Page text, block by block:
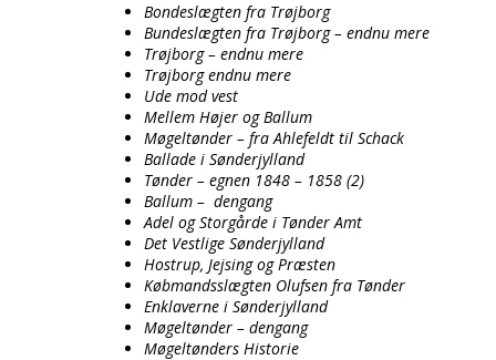
Bondeslægten fra Trøjborg
Bundeslægten fra Trøjborg – endnu mere
Trøjborg – endnu mere
Trøjborg endnu mere
Ude mod vest
Mellem Højer og Ballum
Møgeltønder – fra Ahlefeldt til Schack
Ballade i Sønderjylland
Tønder – egnen 1848 – 1858 (2)
Ballum – dengang
Adel og Storgårde i Tønder Amt
Det Vestlige Sønderjylland
Hostrup, Jejsing og Præsten
Købmandsslægten Olufsen fra Tønder
Enklaverne i Sønderjylland
Møgeltønder – dengang
Møgeltønders Historie